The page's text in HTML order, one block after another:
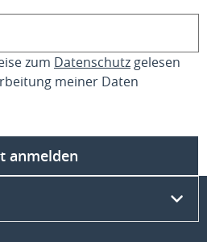
zum Datenschutz gelesen
meiner Daten
anmelden